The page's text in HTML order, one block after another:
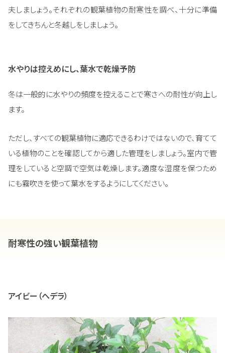
夫しましょう。それぞれの観葉植物の耐寒性を調べ、十分に準備
をしてきちんと冬越しをしましょう。
水やりは控えめにし、葉水で乾燥予防
冬は一般的に水やりの頻度を控えることで寒さへの耐性が向上し
ます。
ただし、すべての観葉植物に適応できるわけではないので、育てて
いる植物のことを確認してから適した管理をしましょう。室内で管
理をしていると空調で空気は乾燥します。適度な湿度を保つため
にも霧吹きを使って葉水をするようにしてください。
耐寒性の強い観葉植物
アイビー（ヘデラ）